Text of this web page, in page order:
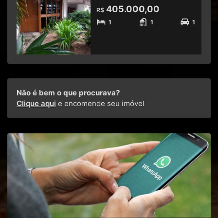
R$ 405.000,00
1 1 1
Não é bem o que procurava?
Clique aqui e encomende seu imóvel